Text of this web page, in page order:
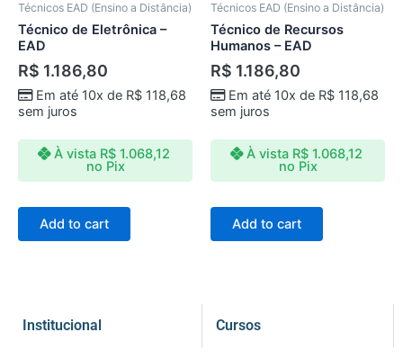
Técnicos EAD (Ensino a Distância)
Técnico de Eletrônica –
EAD
R$ 1.186,80
Em até 10x de R$118,68
sem juros
À vista R$1.068,12
no Pix
Add to cart
Técnicos EAD (Ensino a Distância)
Técnico de Recursos
Humanos – EAD
R$ 1.186,80
Em até 10x de R$118,68
sem juros
À vista R$1.068,12
no Pix
Add to cart
Institucional Cursos